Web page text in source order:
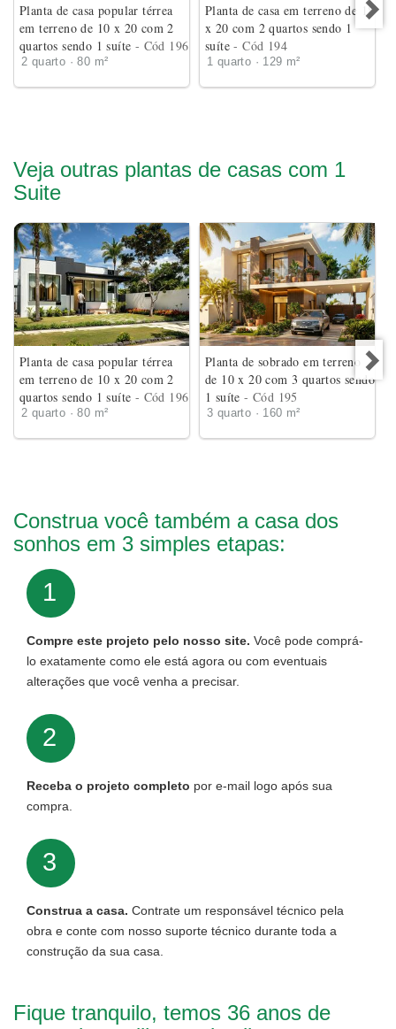
Planta de casa popular térrea
em terreno de 10 x 20 com 2
quartos sendo 1 suíte - Cód 196
2 quarto · 80 m²
Planta de casa em terreno de 18
x 20 com 2 quartos sendo 1
suíte- Cód 194
1 quarto · 129 m²
Veja outras plantas de casas com 1
Suite
Planta de casa popular térrea
em terreno de 10 x 20 com 2
quartos sendo 1 suíte - Cód 196
2 quarto · 80 m²
Planta de sobrado em terreno
de 10 x 20 com 3 quartos sendo
1 suíte- Cód 195
3 quarto · 160 m²
Construa você também a casa dos
sonhos em 3 simples etapas:
1
Compre este projeto pelo nosso site. Você pode comprá-
lo exatamente como ele está agora ou com eventuais
alterações que você venha a precisar.
2
Receba o projeto completo por e-mail logo após sua
compra.
3
Construa a casa. Contrate um responsável técnico pela
obra e conte com nosso suporte técnico durante toda a
construção da sua casa.
Fique tranquilo, temos 36 anos de